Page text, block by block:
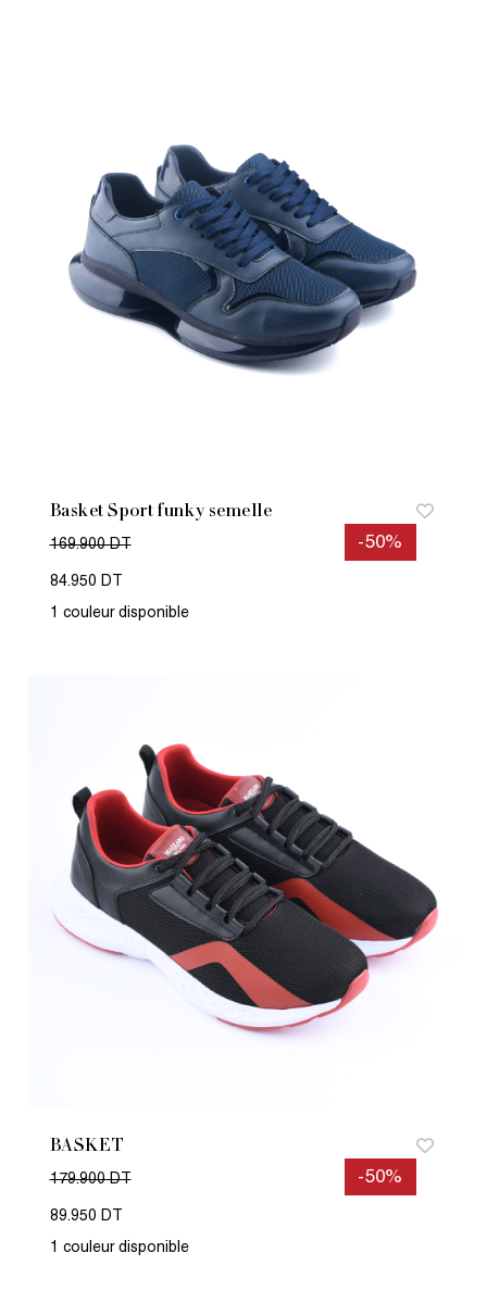
Basket Sport funky semelle
-50%
169.900 DT
84.950 DT
1 couleur disponible
BASKET
-50%
179.900 DT
89.950 DT
1 couleur disponible